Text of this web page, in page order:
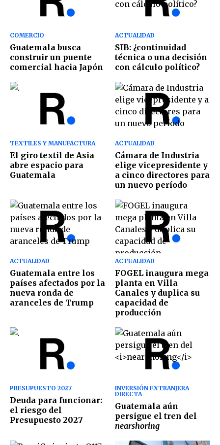
COMERCIO
Guatemala busca
construir un puente
comercial hacia Japón
ACTUALIDAD
SIB: ¿continuidad
técnica o una decisión
con cálculo político?
TEXTILES Y MANUFACTURA
El giro textil de Asia
abre espacio para
Guatemala
ACTUALIDAD
Cámara de Industria
elige vicepresidente y
a cinco directores para
un nuevo período
ACTUALIDAD
Guatemala entre los
países afectados por la
nueva ronda de
aranceles de Trump
ACTUALIDAD
FOGEL inaugura mega
planta en Villa
Canales y duplica su
capacidad de
producción
PRESUPUESTO 2027
Deuda para funcionar:
el riesgo del
Presupuesto 2027
INVERSIÓN EXTRANJERA
DIRECTA
Guatemala aún
persigue el tren​‌ del
nearshoring